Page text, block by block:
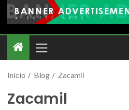
Inicio Blog Zacamil
Zacamil